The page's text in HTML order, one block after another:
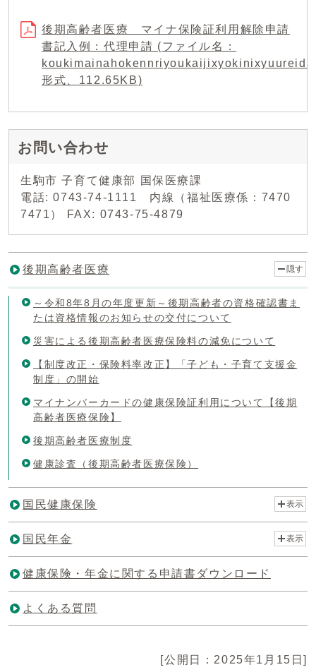
後期高齢者医療 マイナ保険証利用解除申請
書記入例：代理申請 (ファイル名：
形式、112.65KB)
お問い合わせ
生駒市 子育て健康部 国保医療課
電話: 0743-74-1111 内線（福祉医療係：7470
7471） FAX: 0743-75-4879
後期高齢者医療 隠す
～令和8年8月の年度更新～後期高齢者の資格確認書ま
たは資格情報のお知らせの交付について
災害による後期高齢者医療保険料の減免について
【制度改正・保険料率改正】「子ども・子育て支援金
制度」の開始
マイナンバーカードの健康保険証利用について【後期
高齢者医療保険】
後期高齢者医療制度
健康診査（後期高齢者医療保険）
国民健康保険 表示
国民年金 表示
健康保険・年金に関する申請書ダウンロード
よくある質問
[公開日：2025年1月15日]